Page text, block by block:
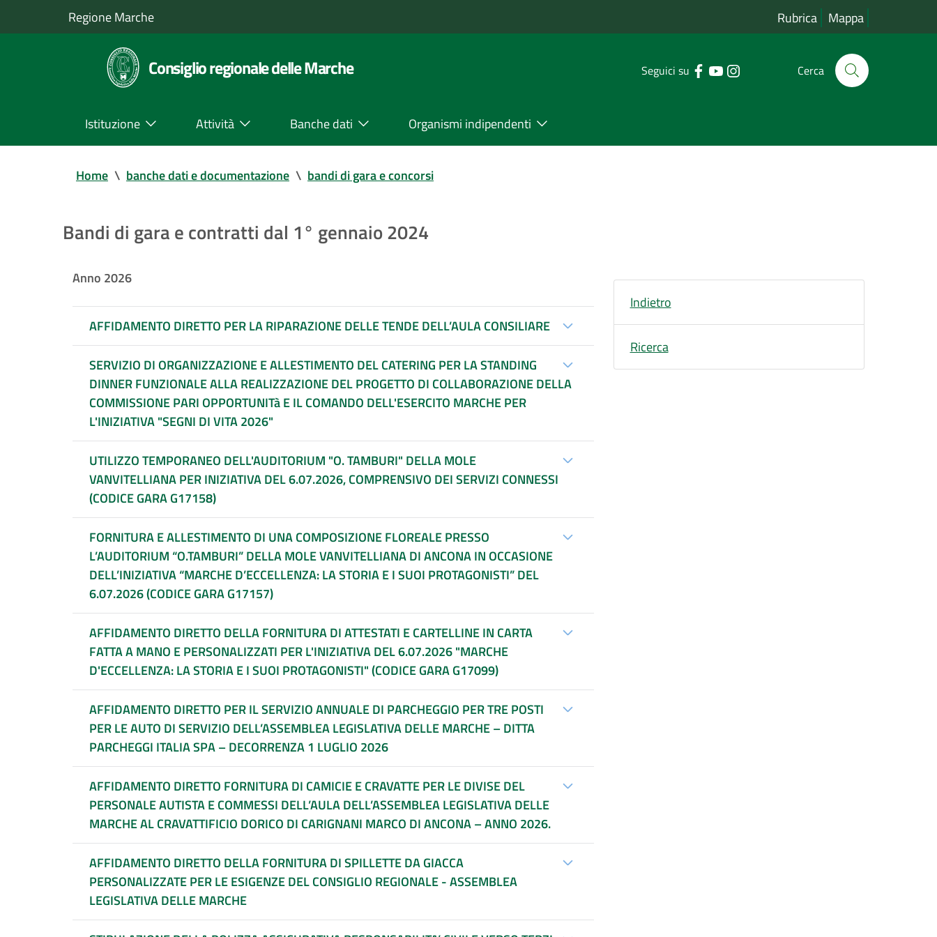
Regione Marche Rubrica Mappa
Consiglio regionale delle Marche Seguici su Cerca
Istituzione Attività Banche dati Organismi indipendenti
Home \ banche dati e documentazione \ bandi di gara e concorsi
Bandi di gara e contratti dal 1° gennaio 2024
Anno 2026
AFFIDAMENTO DIRETTO PER LA RIPARAZIONE DELLE TENDE DELL’AULA CONSILIARE
SERVIZIO DI ORGANIZZAZIONE E ALLESTIMENTO DEL CATERING PER LA STANDING
DINNER FUNZIONALE ALLA REALIZZAZIONE DEL PROGETTO DI COLLABORAZIONE DELLA
COMMISSIONE PARI OPPORTUNITà E IL COMANDO DELL'ESERCITO MARCHE PER
L'INIZIATIVA "SEGNI DI VITA 2026"
UTILIZZO TEMPORANEO DELL'AUDITORIUM "O. TAMBURI" DELLA MOLE
VANVITELLIANA PER INIZIATIVA DEL 6.07.2026, COMPRENSIVO DEI SERVIZI CONNESSI
(CODICE GARA G17158)
FORNITURA E ALLESTIMENTO DI UNA COMPOSIZIONE FLOREALE PRESSO
L’AUDITORIUM “O.TAMBURI” DELLA MOLE VANVITELLIANA DI ANCONA IN OCCASIONE
DELL’INIZIATIVA “MARCHE D’ECCELLENZA: LA STORIA E I SUOI PROTAGONISTI” DEL
6.07.2026 (CODICE GARA G17157)
AFFIDAMENTO DIRETTO DELLA FORNITURA DI ATTESTATI E CARTELLINE IN CARTA
FATTA A MANO E PERSONALIZZATI PER L'INIZIATIVA DEL 6.07.2026 "MARCHE
D'ECCELLENZA: LA STORIA E I SUOI PROTAGONISTI" (CODICE GARA G17099)
AFFIDAMENTO DIRETTO PER IL SERVIZIO ANNUALE DI PARCHEGGIO PER TRE POSTI
PER LE AUTO DI SERVIZIO DELL’ASSEMBLEA LEGISLATIVA DELLE MARCHE – DITTA
PARCHEGGI ITALIA SPA – DECORRENZA 1 LUGLIO 2026
AFFIDAMENTO DIRETTO FORNITURA DI CAMICIE E CRAVATTE PER LE DIVISE DEL
PERSONALE AUTISTA E COMMESSI DELL’AULA DELL’ASSEMBLEA LEGISLATIVA DELLE
MARCHE AL CRAVATTIFICIO DORICO DI CARIGNANI MARCO DI ANCONA – ANNO 2026.
AFFIDAMENTO DIRETTO DELLA FORNITURA DI SPILLETTE DA GIACCA
PERSONALIZZATE PER LE ESIGENZE DEL CONSIGLIO REGIONALE - ASSEMBLEA
LEGISLATIVA DELLE MARCHE
Indietro
Ricerca